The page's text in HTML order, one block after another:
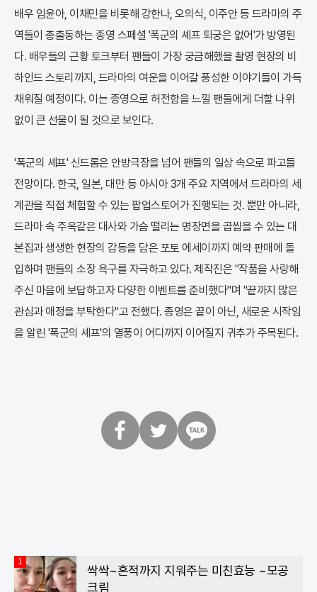
배우 임윤아, 이채민을 비롯해 강한나, 오의식, 이주안 등 드라마의 주
역들이 총출동하는 종영 스페셜 '폭군의 셰프 퇴궁은 없어'가 방영된
다. 배우들의 근황 토크부터 팬들이 가장 궁금해했을 촬영 현장의 비
하인드 스토리까지, 드라마의 여운을 이어갈 풍성한 이야기들이 가득
채워질 예정이다. 이는 종영으로 허전함을 느낄 팬들에게 더할 나위
없이 큰 선물이 될 것으로 보인다.
'폭군의 셰프' 신드롬은 안방극장을 넘어 팬들의 일상 속으로 파고들
전망이다. 한국, 일본, 대만 등 아시아 3개 주요 지역에서 드라마의 세
계관을 직접 체험할 수 있는 팝업스토어가 진행되는 것. 뿐만 아니라,
드라마 속 주옥같은 대사와 가슴 떨리는 명장면을 곱씹을 수 있는 대
본집과 생생한 현장의 감동을 담은 포토 에세이까지 예약 판매에 돌
입하며 팬들의 소장 욕구를 자극하고 있다. 제작진은 "작품을 사랑해
주신 마음에 보답하고자 다양한 이벤트를 준비했다"며 "끝까지 많은
관심과 애정을 부탁한다"고 전했다. 종영은 끝이 아닌, 새로운 시작임
을 알린 '폭군의 셰프'의 열풍이 어디까지 이어질지 귀추가 주목된다.
1
싹싹~흔적까지 지워주는 미친효능 ~모공
크림